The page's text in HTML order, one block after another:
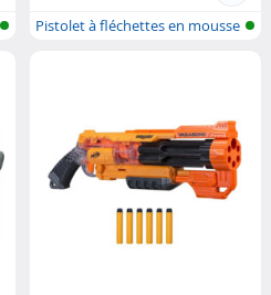
Pistolet à fléchettes en mousse